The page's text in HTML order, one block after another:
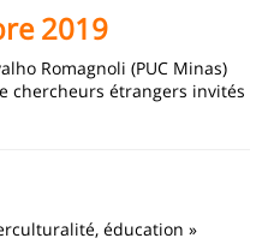
2019
Romagnoli (PUC Minas)
chercheurs étrangers invités
éducation »